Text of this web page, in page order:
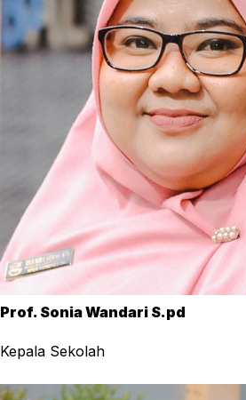
Prof. Sonia Wandari S.pd
Kepala Sekolah